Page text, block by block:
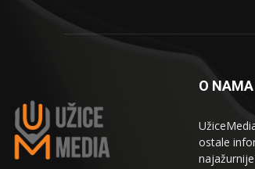
O NAMA
ostale